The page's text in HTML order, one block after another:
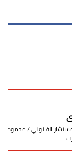
القانوني / محمود